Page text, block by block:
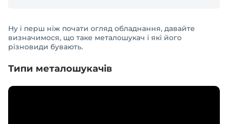
Ну і перш ніж почати огляд обладнання, давайте
визначимося, що таке металошукач і які його
різновиди бувають.
Типи металошукачів